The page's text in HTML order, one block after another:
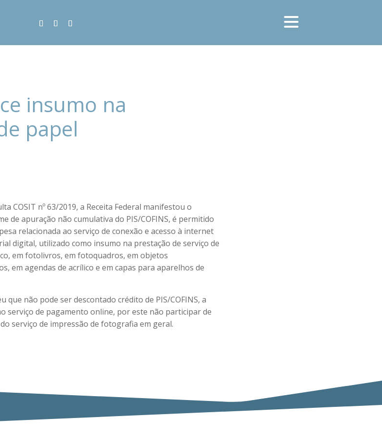
insumo na
papel
COSIT nº 63/2019, a Receita Federal manifestou o
de apuração não cumulativa do PIS/COFINS, é permitido
relacionada ao serviço de conexão e acesso à internet
digital, utilizado como insumo na prestação de serviço de
em fotolivros, em fotoquadros, em objetos
em agendas de acrílico e em capas para aparelhos de
que não pode ser descontado crédito de PIS/COFINS, a
serviço de pagamento online, por este não participar de
serviço de impressão de fotografia em geral.